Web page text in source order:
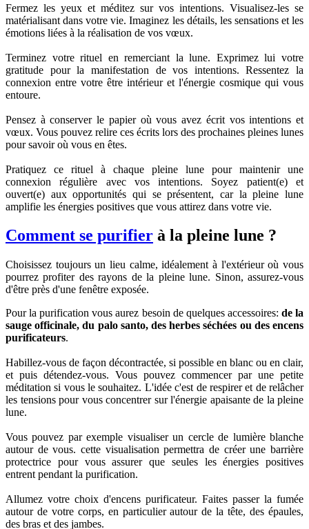
Fermez les yeux et méditez sur vos intentions. Visualisez-les se
matérialisant dans votre vie. Imaginez les détails, les sensations et les
émotions liées à la réalisation de vos vœux.
Terminez votre rituel en remerciant la lune. Exprimez lui votre
gratitude pour la manifestation de vos intentions. Ressentez la
connexion entre votre être intérieur et l'énergie cosmique qui vous
entoure.
Pensez à conserver le papier où vous avez écrit vos intentions et
vœux. Vous pouvez relire ces écrits lors des prochaines pleines lunes
pour savoir où vous en êtes.
Pratiquez ce rituel à chaque pleine lune pour maintenir une
connexion régulière avec vos intentions. Soyez patient(e) et
ouvert(e) aux opportunités qui se présentent, car la pleine lune
amplifie les énergies positives que vous attirez dans votre vie.
Comment se purifier à la pleine lune ?
Choisissez toujours un lieu calme, idéalement à l'extérieur où vous
pourrez profiter des rayons de la pleine lune. Sinon, assurez-vous
d'être près d'une fenêtre exposée.
Pour la purification vous aurez besoin de quelques accessoires: de la
sauge officinale, du palo santo, des herbes séchées ou des encens
purificateurs.
Habillez-vous de façon décontractée, si possible en blanc ou en clair,
et puis détendez-vous. Vous pouvez commencer par une petite
méditation si vous le souhaitez. L'idée c'est de respirer et de relâcher
les tensions pour vous concentrer sur l'énergie apaisante de la pleine
lune.
Vous pouvez par exemple visualiser un cercle de lumière blanche
autour de vous. cette visualisation permettra de créer une barrière
protectrice pour vous assurer que seules les énergies positives
entrent pendant la purification.
Allumez votre choix d'encens purificateur. Faites passer la fumée
autour de votre corps, en particulier autour de la tête, des épaules,
des bras et des jambes.